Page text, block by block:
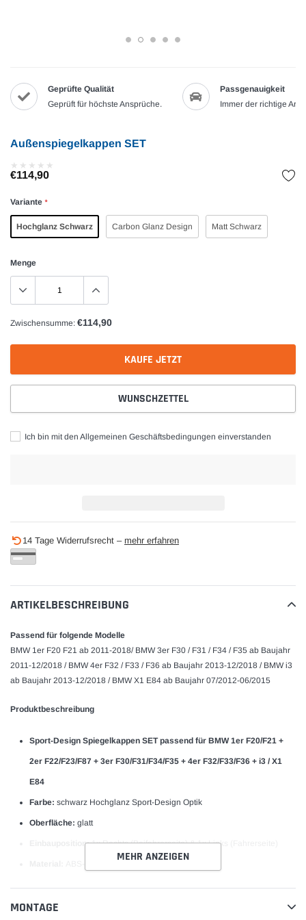
Geprüfte Qualität
Geprüft für höchste Ansprüche.
Passgenauigkeit
Immer der richtige
Außenspiegelkappen SET
★
★ ★
★ ★
★ ★
★ ★
★
€114,90
Variante *
Hochglanz Schwarz Carbon Glanz Design Matt Schwarz
Menge
Zwischensumme: €114,90
KAUFE JETZT
WUNSCHZETTEL
Ich bin mit den Allgemeinen Geschäftsbedingungen einverstanden
wird
zum
hinzugefügt
14 Tage Widerrufsrecht – mehr erfahren
ARTIKELBESCHREIBUNG
Passend für folgende Modelle
BMW 1er F20 F21 ab 2011-2018/ BMW 3er F30 / F31 / F34 / F35 ab Baujahr
2011-12/2018 / BMW 4er F32 / F33 / F36 ab Baujahr 2013-12/2018 / BMW i3
ab Baujahr 2013-12/2018 / BMW X1 E84 ab Baujahr 07/2012-06/2015
Produktbeschreibung
Sport-Design Spiegelkappen SET passend für BMW 1er F20/F21 +
2er F22/F23/F87 + 3er F30/F31/F34/F35 + 4er F32/F33/F36 + i3 / X1
E84
Farbe: schwarz Hochglanz Sport-Design Optik
Oberfläche: glatt
Einbauposition: 1x Rechts (Beifahrerseite) & 1x Links (Fahrerseite)
Serienspiegelkappen-siehe Originalbilder der Galerie!-Anbauprobe
MEHR ANZEIGEN
MONTAGE